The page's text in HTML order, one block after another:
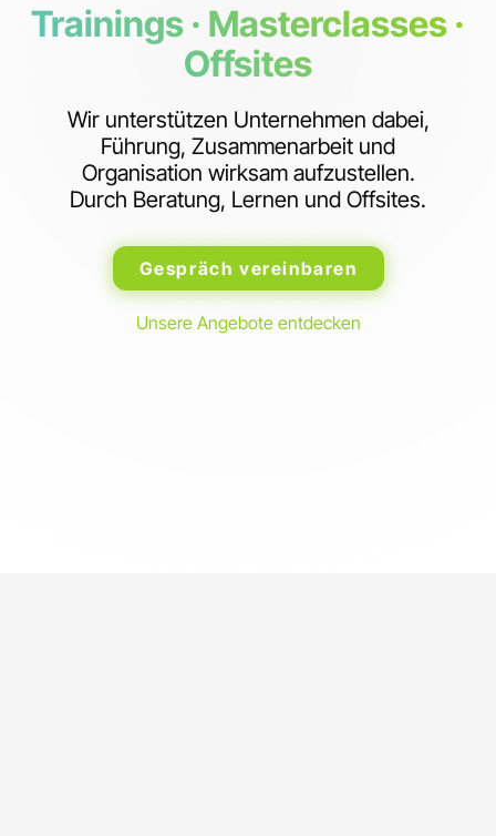
Trainings · Masterclasses ·
Offsites
Wir unterstützen Unternehmen dabei,
Führung, Zusammenarbeit und
Organisation wirksam aufzustellen.
Durch Beratung, Lernen und Offsites.
Gespräch vereinbaren
Unsere Angebote entdecken